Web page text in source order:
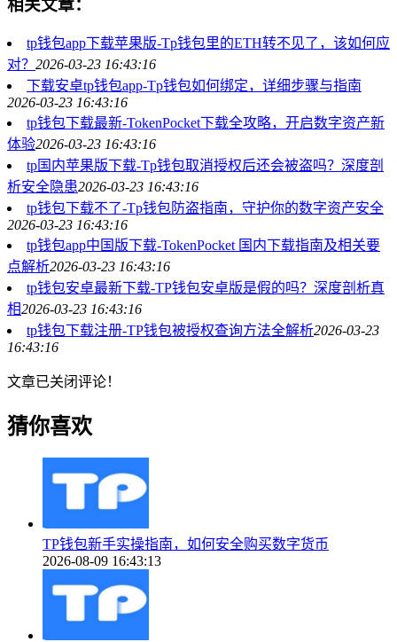
相关文章：
tp钱包app下载苹果版-Tp钱包里的ETH转不见了，该如何应
对？ 2026-03-23 16:43:16
下载安卓tp钱包app-Tp钱包如何绑定，详细步骤与指南
2026-03-23 16:43:16
tp钱包下载最新-TokenPocket下载全攻略，开启数字资产新
体验2026-03-23 16:43:16
tp国内苹果版下载-Tp钱包取消授权后还会被盗吗？深度剖
析安全隐患2026-03-23 16:43:16
tp钱包下载不了-Tp钱包防盗指南，守护你的数字资产安全
2026-03-23 16:43:16
tp钱包app中国版下载-TokenPocket 国内下载指南及相关要
点解析2026-03-23 16:43:16
tp钱包安卓最新下载-TP钱包安卓版是假的吗？深度剖析真
相2026-03-23 16:43:16
tp钱包下载注册-TP钱包被授权查询方法全解析2026-03-23
16:43:16
文章已关闭评论！
猜你喜欢
TP钱包新手实操指南，如何安全购买数字货币
2026-08-09 16:43:13